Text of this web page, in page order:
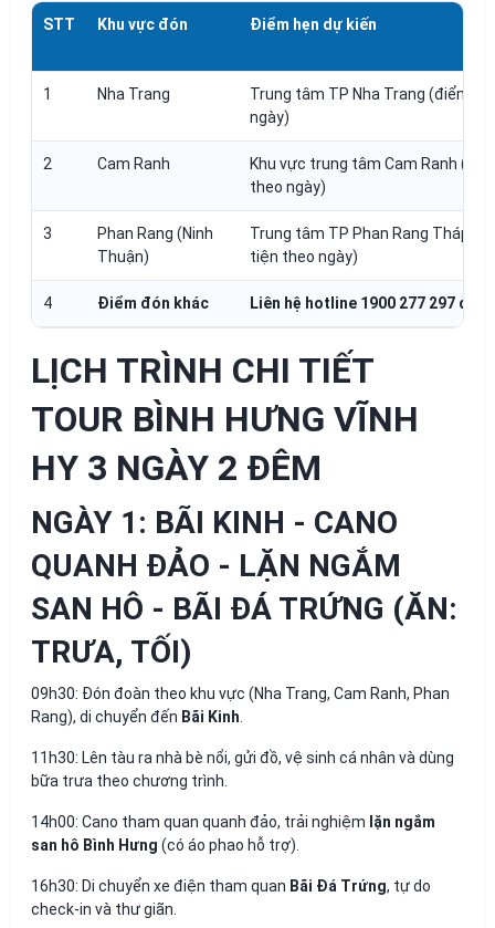
STT Khu vực đón Điểm hẹn dự kiến
1 Nha Trang
Trung tâm TP Nha Trang (điểm
ngày)
2 Cam Ranh
Khu vực trung tâm Cam Ranh
theo ngày)
3
Phan Rang (Ninh
Thuận)
Trung tâm TP Phan Rang Tháp
tiện theo ngày)
4 Điểm đón khác Liên hệ hotline 1900 277 297 để
LỊCH TRÌNH CHI TIẾT
TOUR BÌNH HƯNG VĨNH
HY 3 NGÀY 2 ĐÊM
NGÀY 1: BÃI KINH - CANO
QUANH ĐẢO - LẶN NGẮM
SAN HÔ - BÃI ĐÁ TRỨNG (ĂN:
TRƯA, TỐI)
09h30: Đón đoàn theo khu vực (Nha Trang, Cam Ranh, Phan
Rang), di chuyển đến Bãi Kinh.
11h30: Lên tàu ra nhà bè nổi, gửi đồ, vệ sinh cá nhân và dùng
bữa trưa theo chương trình.
14h00: Cano tham quan quanh đảo, trải nghiệm lặn ngắm
san hô Bình Hưng (có áo phao hỗ trợ).
16h30: Di chuyển xe điện tham quan Bãi Đá Trứng, tự do
check-in và thư giãn.